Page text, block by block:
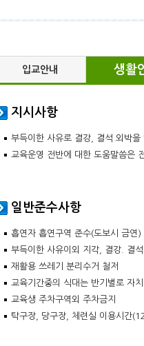
입교안내 생활
지시사항
부득이한 사유로 결강, 결석 외박
교육운영 전반에 대한 도움말씀은
일반준수사항
흡연자 흡연구역 준수(도보시 금연)
부득이한 사유이외 지각, 결강. 결
재활용 쓰레기 분리수거 철저
교육기간중의 식대는 반기별로 자
교육생 주차구역외 주차금지
탁구장, 당구장, 체련실 이용시간